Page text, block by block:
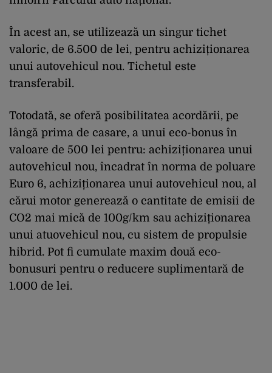
În acest an, se utilizează un singur tichet
valoric, de 6.500 de lei, pentru achiziționarea
unui autovehicul nou. Tichetul este
transferabil.
Totodată, se oferă posibilitatea acordării, pe
lângă prima de casare, a unui eco-bonus în
valoare de 500 lei pentru: achiziționarea unui
autovehicul nou, încadrat în norma de poluare
Euro 6, achiziționarea unui autovehicul nou, al
cărui motor generează o cantitate de emisii de
CO2 mai mică de 100g/km sau achiziționarea
unui atuovehicul nou, cu sistem de propulsie
hibrid. Pot fi cumulate maxim două eco-
bonusuri pentru o reducere suplimentară de
1.000 de lei.